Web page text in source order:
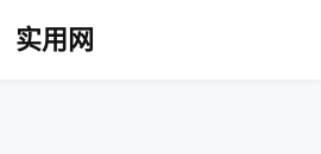
实用网